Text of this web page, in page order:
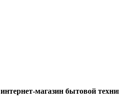
интернет-магазин бытовой